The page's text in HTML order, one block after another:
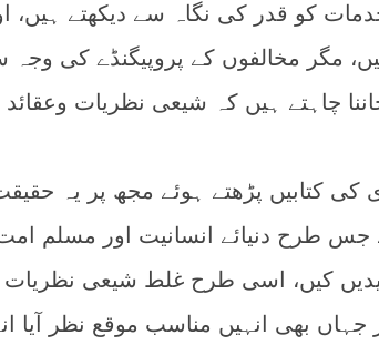
کو قدر کی نگاہ سے دیکھتے
مگر مخالفوں کے پروپیگنڈے کی
چاہتے ہیں کہ شیعی نظریات
کی کتابیں پڑھتے ہوئے مجھ پر یہ
نے جس طرح دنیائے انسانیت اور مسلم
کیں، اسی طرح غلط شیعی
جہاں بھی انہیں مناسب موقع نظر آیا